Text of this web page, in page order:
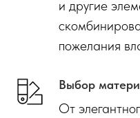
и другие
пожелания
Выбор
От